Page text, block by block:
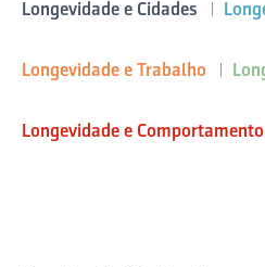
Longevidade e Cidades
Longevidade e Trabalho
Longevidade e Comportamento